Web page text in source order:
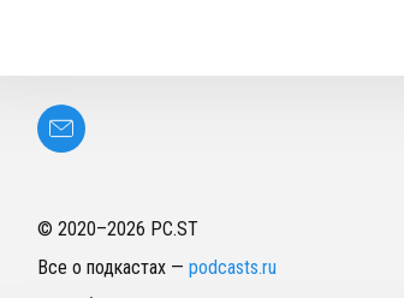
© 2020–2026 PC.ST
Все о подкастах — podcasts.ru